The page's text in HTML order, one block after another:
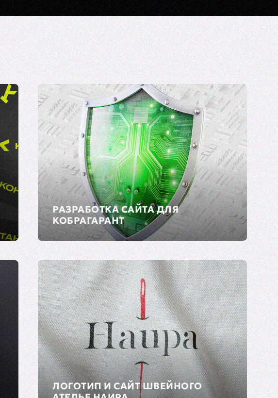
РАЗРАБОТКА САЙТА ДЛЯ
КОБРАГАРАНТ
ЛОГОТИП И САЙТ ШВЕЙНОГО